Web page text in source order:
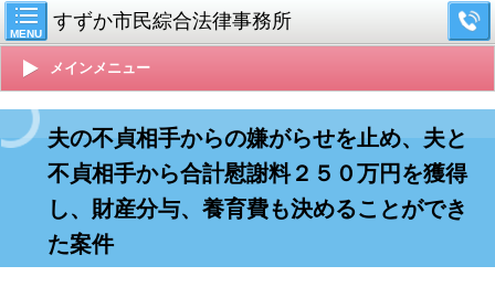
MENU
すずか市民綜合法律事務所
メインメニュー
夫の不貞相手からの嫌がらせを止め、夫と
不貞相手から合計慰謝料２５０万円を獲得
し、財産分与、養育費も決めることができ
た案件